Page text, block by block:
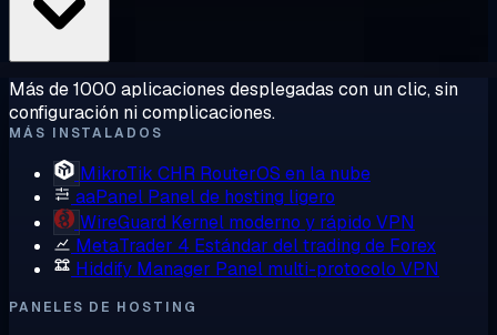
Más de 1000 aplicaciones desplegadas con un clic, sin
configuración ni complicaciones.
MÁS INSTALADOS
MikroTik CHR RouterOS en la nube
aaPanel Panel de hosting ligero
WireGuard Kernel moderno y rápido VPN
MetaTrader 4 Estándar del trading de Forex
Hiddify Manager Panel multi-protocolo VPN
PANELES DE HOSTING